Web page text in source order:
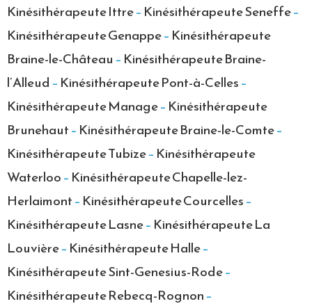
Kinésithérapeute Ittre– Kinésithérapeute Seneffe–
Kinésithérapeute Genappe– Kinésithérapeute
Braine-le-Château – Kinésithérapeute Braine-
l’Alleud – Kinésithérapeute Pont-à-Celles–
Kinésithérapeute Manage– Kinésithérapeute
Brunehaut– Kinésithérapeute Braine-le-Comte–
Kinésithérapeute Tubize– Kinésithérapeute
Waterloo– Kinésithérapeute Chapelle-lez-
Herlaimont– Kinésithérapeute Courcelles–
Kinésithérapeute Lasne– Kinésithérapeute La
Louvière– Kinésithérapeute Halle–
Kinésithérapeute Sint-Genesius-Rode–
Kinésithérapeute Rebecq-Rognon–